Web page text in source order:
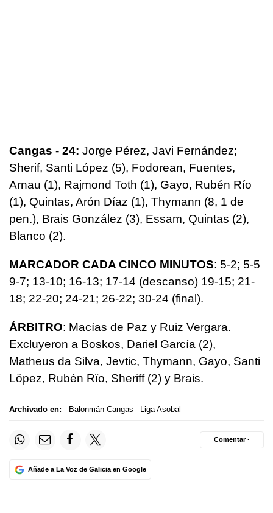
Cangas - 24: Jorge Pérez, Javi Fernández;
Sherif, Santi López (5), Fodorean, Fuentes,
Arnau (1), Rajmond Toth (1), Gayo, Rubén Río
(1), Quintas, Arón Díaz (1), Thymann (8, 1 de
pen.), Brais González (3), Essam, Quintas (2),
Blanco (2).
MARCADOR CADA CINCO MINUTOS: 5-2; 5-5
9-7; 13-10; 16-13; 17-14 (descanso) 19-15; 21-
18; 22-20; 24-21; 26-22; 30-24 (final).
ÁRBITRO: Macías de Paz y Ruiz Vergara.
Excluyeron a Boskos, Dariel García (2),
Matheus da Silva, Jevtic, Thymann, Gayo, Santi
Löpez, Rubén Rïo, Sheriff (2) y Brais.
Archivado en: Balonmán Cangas Liga Asobal
Añade a La Voz de Galicia en Google
Comentar ·